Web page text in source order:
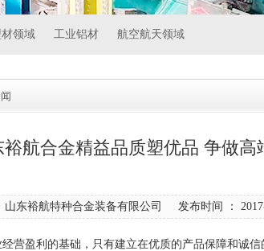
领域 工业铝材 航空航天领域
裕航合金精益品质塑优品 争做高
山东裕航特种合金装备有限公司 发布时间 ：
盈利的基础，只有建立在优质的产品保障和诚信